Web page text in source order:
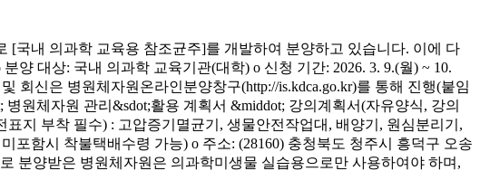
국내 의과학 교육용 참조균주]를 개발하여 분양하고 있습니다. 이에 다
대상: 국내 의과학 교육기관(대학) o 신청 기간: 2026. 3. 9.(월) ~ 10.
회신은 병원체자원온라인분양창구(http://is.kdca.go.kr)를 통해 진행(붙임
원체자원 관리&sdot;활용 계획서 &middot; 강의계획서(자유양식, 강의
지 부착 필수) : 고압증기멸균기, 생물안전작업대, 배양기, 원심분리기,
포함시 착불택배수령 가능) o 주소: (28160) 충청북도 청주시 흥덕구 오송
분양받은 병원체자원은 의과학미생물 실습용으로만 사용하여야 하며,